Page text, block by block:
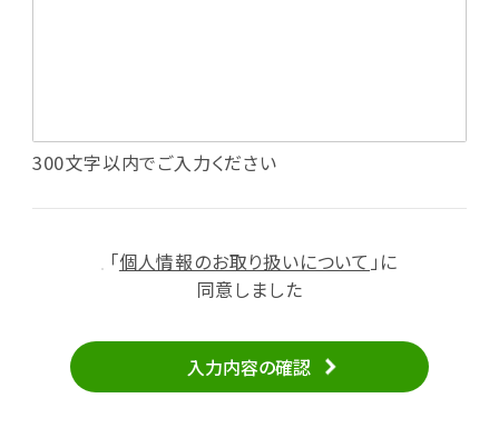
・投稿したクチコミ情報、写真の本サービスへの
・メールマガジン、お知らせ、広告等の配信
（2）ユーザーからのお問い合わせへの対応
せの内容確認、返答
・当サービスの品質改善
300文字以内でご入力ください
「個人情報のお取り扱いについて 」に
同意しました
入力内容の確認